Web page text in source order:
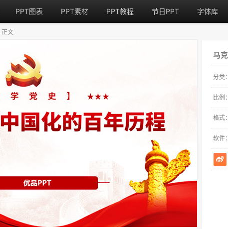
PPT图表 PPT素材 PPT教程 节日PPT 字体库
马
分类：
比例：
格式：
软件：
正文